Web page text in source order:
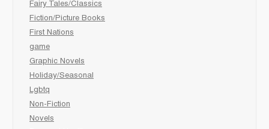
Fairy Tales/Classics
Fiction/Picture Books
First Nations
game
Graphic Novels
Holiday/Seasonal
Lgbtq
Non-Fiction
Novels